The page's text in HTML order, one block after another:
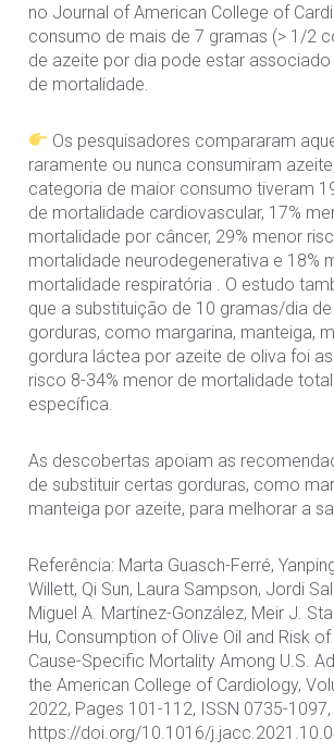
no Journal of American College of
consumo de mais de 7 gramas (> 1/2
de azeite por dia pode estar
de mortalidade.
Os pesquisadores compararam
raramente ou nunca consumiram
categoria de maior consumo tiveram
de mortalidade cardiovascular, 17%
mortalidade por câncer, 29% menor
mortalidade neurodegenerativa e 18%
mortalidade respiratória . O estudo
que a substituição de 10 gramas/dia
gorduras, como margarina, manteiga,
gordura láctea por azeite de oliva foi
risco 8-34% menor de mortalidade
específica.
As descobertas apoiam as
de substituir certas gorduras, como
manteiga por azeite, para melhorar a
Referência: Marta Guasch-Ferré,
Willett, Qi Sun, Laura Sampson, Jordi
Miguel A. Martínez-González, Meir J.
Hu, Consumption of Olive Oil and Risk
Cause-Specific Mortality Among U.S.
the American College of Cardiology,
2022, Pages 101-112, ISSN 0735-1097,
https://doi.org/10.1016/